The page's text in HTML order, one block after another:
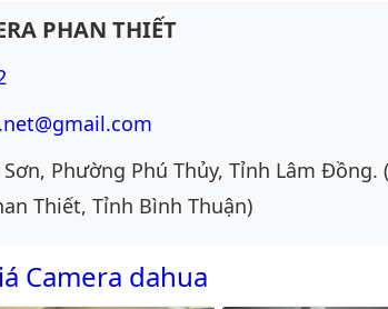
PHAN THIẾT
Phường Phú Thủy, Tỉnh Lâm Đồng.
Thiết, Tỉnh Bình Thuận)
Camera dahua